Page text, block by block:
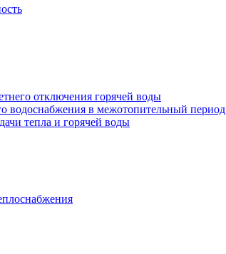
отключения горячей воды
водоснабжения в межотопительный период
тепла и горячей воды